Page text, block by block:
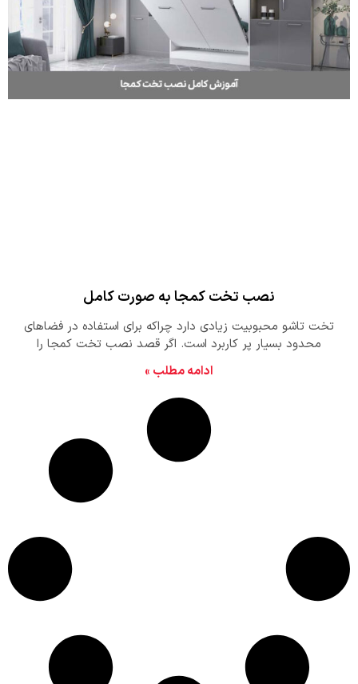
نصب تخت کمجا به صورت کامل
تخت تاشو محبوبیت زیادی دارد چراکه برای استفاده در فضاهای
محدود بسیار پر کاربرد است. اگر قصد نصب تخت کمجا را
دارید، آموزش ها و نکات لازم در این مقاله آورده شده است.
ادامه مطلب »